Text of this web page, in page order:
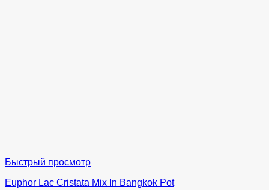
Быстрый просмотр
Euphor Lac Cristata Mix In Bangkok Pot